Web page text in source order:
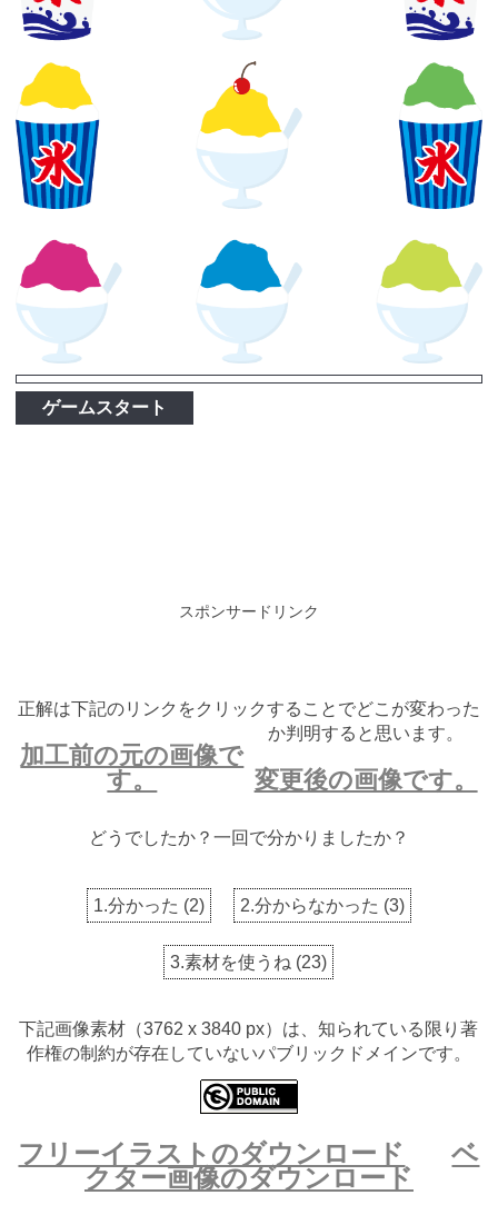
ゲームスタート
スポンサードリンク
正解は下記のリンクをクリックすることでどこが変わった
か判明すると思います。
加工前の元の画像で
す。
変更後の画像です。
どうでしたか？一回で分かりましたか？
1.分かった (2) 2.分からなかった (3)
3.素材を使うね (23)
下記画像素材（3762 x 3840 px）は、知られている限り著
作権の制約が存在していないパブリックドメインです。
フリーイラストのダウンロード
ベ
クター画像のダウンロード